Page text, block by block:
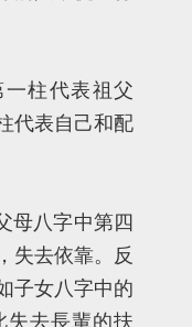
柱代表祖父
代表自己和配
母八字中第四
失去依靠。反
子女八字中的
失去長輩的扶